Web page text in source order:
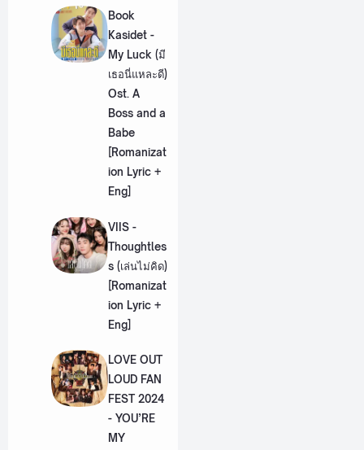
Book
Kasidet -
My Luck (มี
เธอนี่แหละดี)
Ost. A
Boss and a
Babe
[Romanizat
ion Lyric +
Eng]
VIIS -
Thoughtles
s (เล่นไม่คิด)
[Romanizat
ion Lyric +
Eng]
LOVE OUT
LOUD FAN
FEST 2024
- YOU’RE
MY